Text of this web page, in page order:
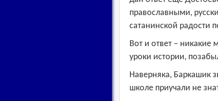
православными,
сатанинской радости
Вот и ответ – никакие
уроки истории,
Наверняка, Баркашик
школе приучали не